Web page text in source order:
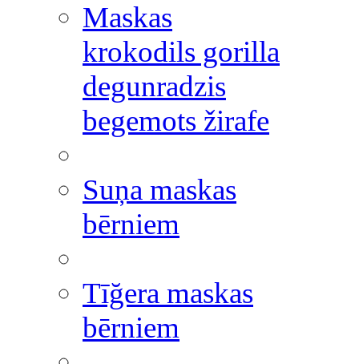
Maskas
krokodils gorilla
degunradzis
begemots žirafe
Suņa maskas
bērniem
Tīğera maskas
bērniem